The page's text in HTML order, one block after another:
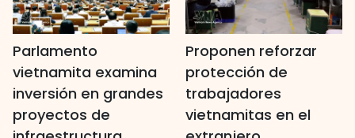
Parlamento
vietnamita examina
inversión en grandes
proyectos de
Proponen reforzar
protección de
trabajadores
vietnamitas en el